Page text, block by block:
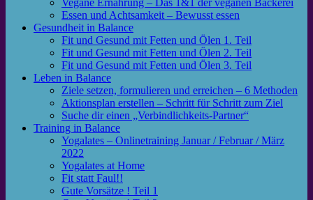
Vegane Ernährung – Das 1&1 der veganen Bäckerei
Essen und Achtsamkeit – Bewusst essen
Gesundheit in Balance
Fit und Gesund mit Fetten und Ölen 1. Teil
Fit und Gesund mit Fetten und Ölen 2. Teil
Fit und Gesund mit Fetten und Ölen 3. Teil
Leben in Balance
Ziele setzen, formulieren und erreichen – 6 Methoden
Aktionsplan erstellen – Schritt für Schritt zum Ziel
Suche dir einen „Verbindlichkeits-Partner“
Training in Balance
Yogalates – Onlinetraining Januar / Februar / März
2022
Yogalates at Home
Fit statt Faul!!
Gute Vorsätze ! Teil 1